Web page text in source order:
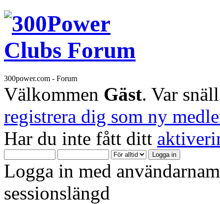
300power.com - Forum
Välkommen Gäst. Var
registrera dig som ny
Har du inte fått ditt
Logga in med
sessionslängd